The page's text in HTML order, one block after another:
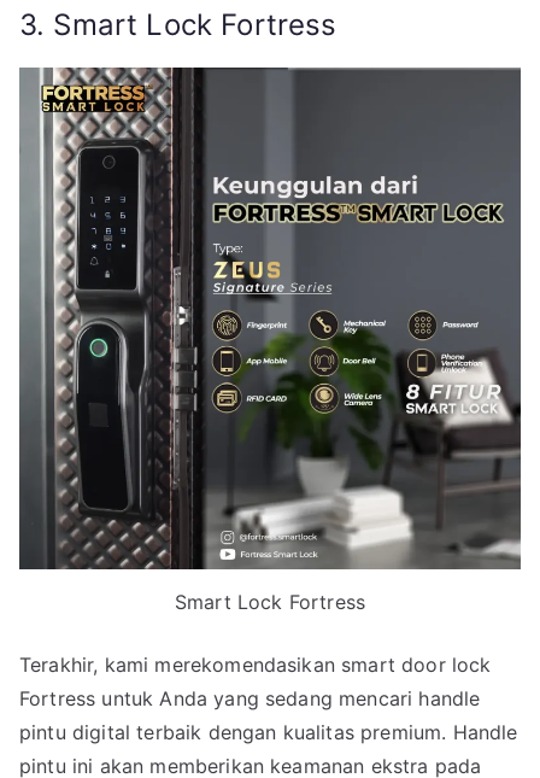
3. Smart Lock Fortress
Smart Lock Fortress
Terakhir, kami merekomendasikan smart door lock
Fortress untuk Anda yang sedang mencari handle
pintu digital terbaik dengan kualitas premium. Handle
pintu ini akan memberikan keamanan ekstra pada